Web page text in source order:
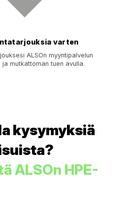
varten
ALSOn myyntipalvelun
mutkattoman tuen avulla.
kysymyksiä
ALSOn HPE-